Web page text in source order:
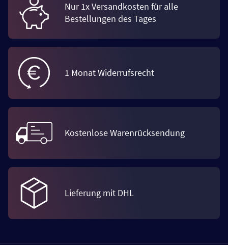
Nur 1x Versandkosten für alle
Bestellungen des Tages
1 Monat Widerrufsrecht
Kostenlose Warenrücksendung
Lieferung mit DHL